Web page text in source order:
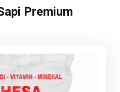
Premium